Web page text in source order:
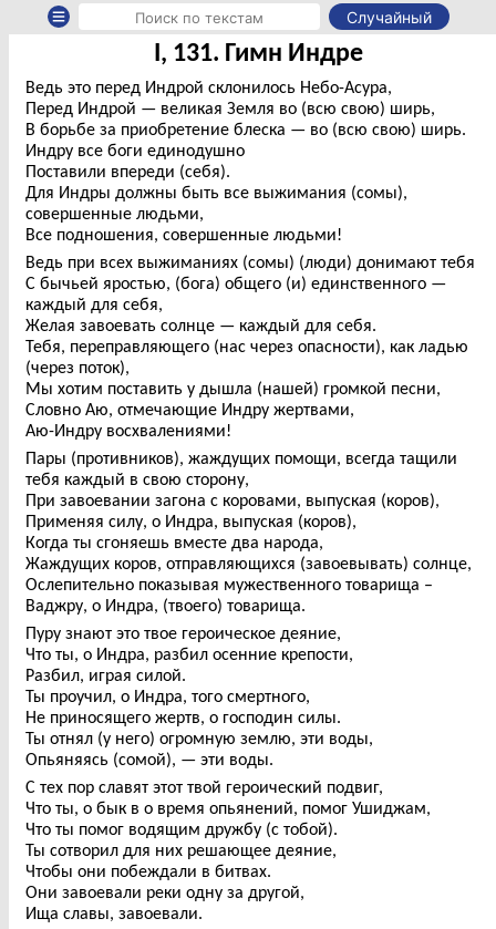
Случайный
I, 131. Гимн Индре
Ведь это перед Индрой склонилось Небо-Асура,
Перед Индрой — великая Земля во (всю свою) ширь,
В борьбе за приобретение блеска — во (всю свою) ширь.
Индру все боги единодушно
Поставили впереди (себя).
Для Индры должны быть все выжимания (сомы),
совершенные людьми,
Все подношения, совершенные людьми!
Ведь при всех выжиманиях (сомы) (люди) донимают тебя
С бычьей яростью, (бога) общего (и) единственного —
каждый для себя,
Желая завоевать солнце — каждый для себя.
Тебя, переправляющего (нас через опасности), как ладью
(через поток),
Мы хотим поставить у дышла (нашей) громкой песни,
Словно Аю, отмечающие Индру жертвами,
Аю-Индру восхвалениями!
Пары (противников), жаждущих помощи, всегда тащили
тебя каждый в свою сторону,
При завоевании загона с коровами, выпуская (коров),
Применяя силу, о Индра, выпуская (коров),
Когда ты сгоняешь вместе два народа,
Жаждущих коров, отправляющихся (завоевывать) солнце,
Ослепительно показывая мужественного товарища –
Ваджру, о Индра, (твоего) товарища.
Пуру знают это твое героическое деяние,
Что ты, о Индра, разбил осенние крепости,
Разбил, играя силой.
Ты проучил, о Индра, того смертного,
Не приносящего жертв, о господин силы.
Ты отнял (у него) огромную землю, эти воды,
Опьяняясь (сомой), — эти воды.
С тех пор славят этот твой героический подвиг,
Что ты, о бык в о время опьянений, помог Ушиджам,
Что ты помог водящим дружбу (с тобой).
Ты сотворил для них решающее деяние,
Чтобы они побеждали в битвах.
Они завоевали реки одну за другой,
Ища славы, завоевали.